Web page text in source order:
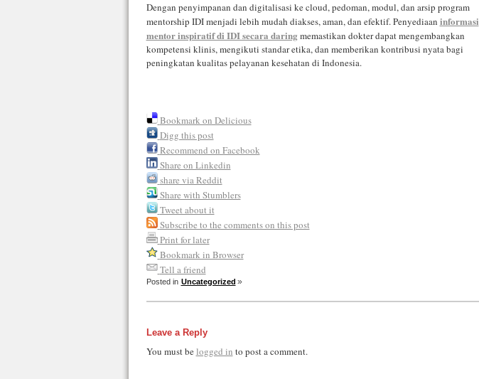
Dengan penyimpanan dan digitalisasi ke cloud, pedoman, modul, dan arsip program
mentorship IDI menjadi lebih mudah diakses, aman, dan efektif. Penyediaan informasi
mentor inspiratif di IDI secara daring memastikan dokter dapat mengembangkan
kompetensi klinis, mengikuti standar etika, dan memberikan kontribusi nyata bagi
peningkatan kualitas pelayanan kesehatan di Indonesia.
Bookmark on Delicious
Digg this post
Recommend on Facebook
Share on Linkedin
share via Reddit
Share with Stumblers
Tweet about it
Subscribe to the comments on this post
Print for later
Bookmark in Browser
Tell a friend
Posted in Uncategorized
Leave a Reply
You must belogged in to post a comment.